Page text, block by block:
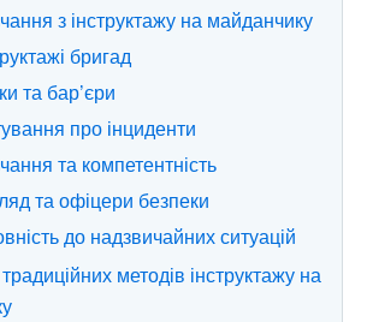
з інструктажу на майданчику
бригад
та бар’єри
про інциденти
та компетентність
та офіцери безпеки
до надзвичайних ситуацій
методів інструктажу на